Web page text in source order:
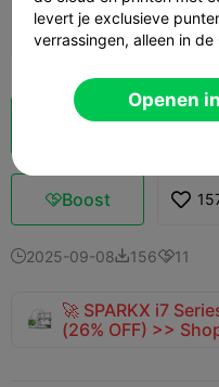
Auteur 
Cloud slice
Boost
2025-09-0815611
🚀 SPARKX i7
(26% OFF) >>
levert je exclusieve
verrassingen, alleen in
Openen